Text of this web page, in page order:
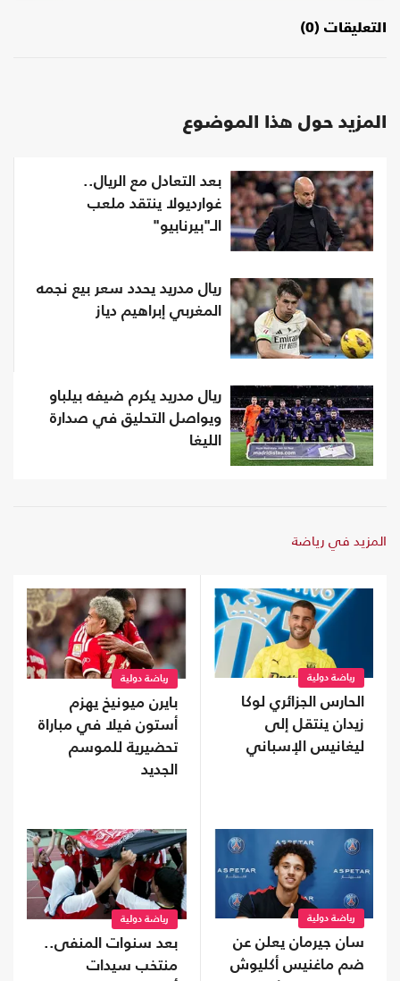
التعليقات (0)
المزيد حول هذا الموضوع
بعد التعادل مع الريال..
غوارديولا ينتقد ملعب
الـ"بيرنابيو"
ريال مدريد يحدد سعر بيع نجمه
المغربي إبراهيم دياز
ريال مدريد يكرم ضيفه بيلباو
ويواصل التحليق في صدارة
الليغا
المزيد في رياضة
رياضة دولية
الحارس الجزائري لوكا
زيدان ينتقل إلى
ليغانيس الإسباني
رياضة دولية
بايرن ميونيخ يهزم
أستون فيلا في مباراة
تحضيرية للموسم
الجديد
رياضة دولية
سان جيرمان يعلن عن
ضم ماغنيس أكليوش
رياضة دولية
بعد سنوات المنفى..
منتخب سيدات